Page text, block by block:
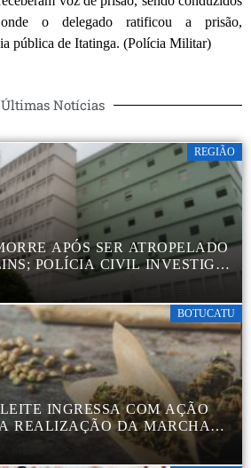
o delegado ratificou a prisão,
pública de Itatinga. (Polícia Militar)
Últimas Notícias
REGIÃO
APÓS SER ATROPELADO
POLÍCIA CIVIL INVESTIGA
BOTUCATU
INGRESSA COM AÇÃO
REALIZAÇÃO DA MARCHA